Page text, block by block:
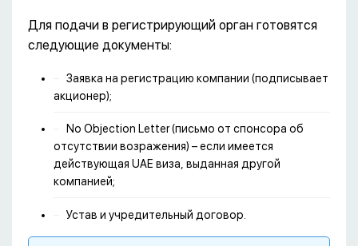
Для подачи в регистрирующий орган готовятся
следующие документы:
Заявка на регистрацию компании (подписывает
акционер);
No Objection Letter (письмо от спонсора об
отсутствии возражения) – если имеется
действующая UAE виза, выданная другой
компанией;
Устав и учредительный договор.